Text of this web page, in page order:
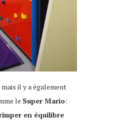
il y a également
le Super Mario:
en équilibre